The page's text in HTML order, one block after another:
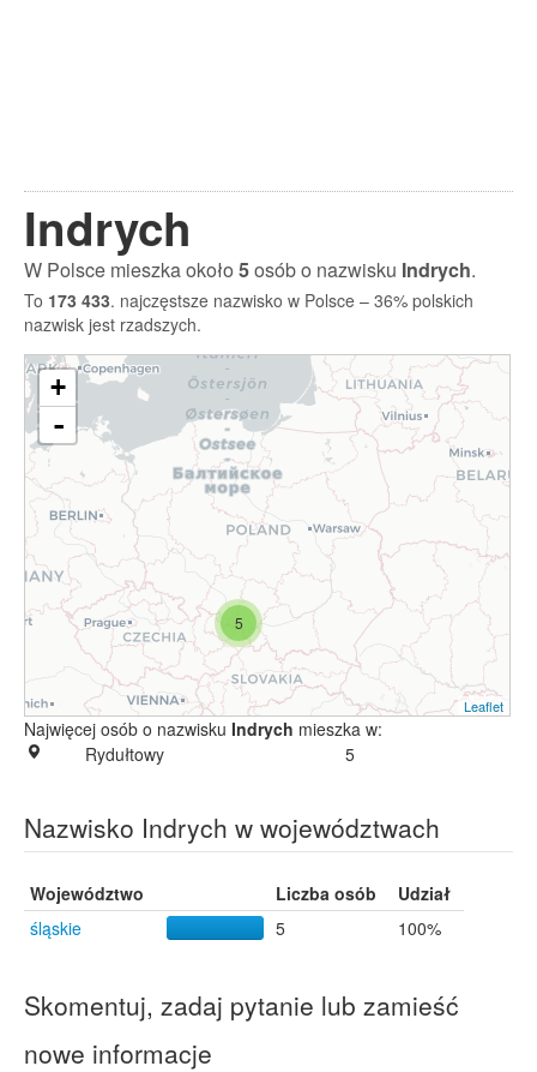
Indrych
W Polsce mieszka około5osób o nazwisku Indrych.
To 173 433. najczęstsze nazwisko w Polsce – 36% polskich
nazwisk jest rzadszych.
5
+
-
Leaflet
Najwięcej osób o nazwisku Indrych mieszka w:
Rydułtowy
5
Nazwisko Indrych w województwach
Województwo Liczba osób
Udział
śląskie
5 100%
Skomentuj, zadaj pytanie lub zamieść
nowe informacje